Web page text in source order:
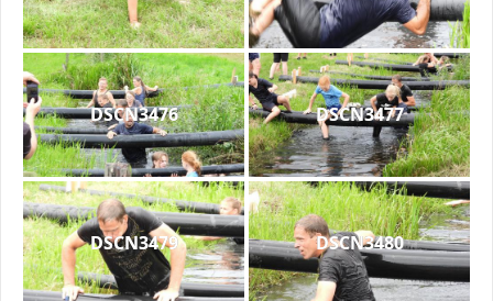
DSCN3476 DSCN3477
DSCN3479 DSCN3480